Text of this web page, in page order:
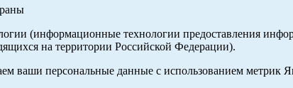
(информационные технологии предоставления
на территории Российской Федерации).
ваши персональные данные с использованием метрик